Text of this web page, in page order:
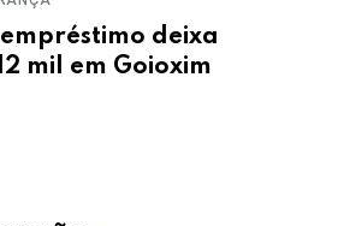
deixa
mil em Goioxim